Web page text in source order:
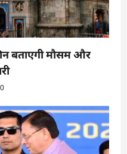
बताएगी मौसम और
0